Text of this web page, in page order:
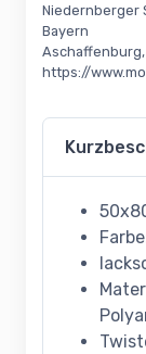
Niedernberger
Bayern
https://